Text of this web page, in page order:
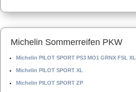
Michelin Sommerreifen PKW
Michelin PILOT SPORT PS3 MO1 GRNX FSL XL
Michelin PILOT SPORT XL
Michelin PILOT SPORT ZP